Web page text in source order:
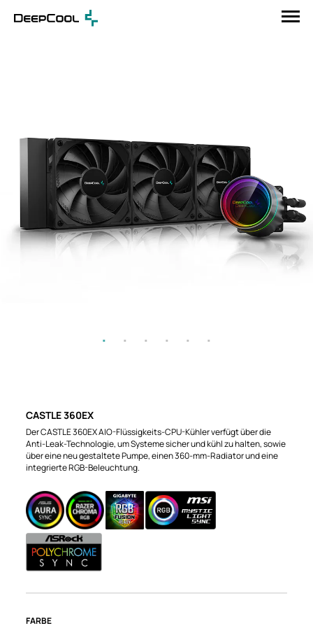
CASTLE 360EX
Der CASTLE 360EX AIO-Flüssigkeits-CPU-Kühler verfügt über die
Anti-Leak-Technologie, um Systeme sicher und kühl zu halten, sowie
über eine neu gestaltete Pumpe, einen 360-mm-Radiator und eine
integrierte RGB-Beleuchtung.
FARBE